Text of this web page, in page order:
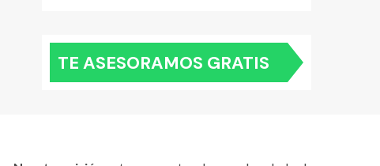
TE ASESORAMOS GRATIS